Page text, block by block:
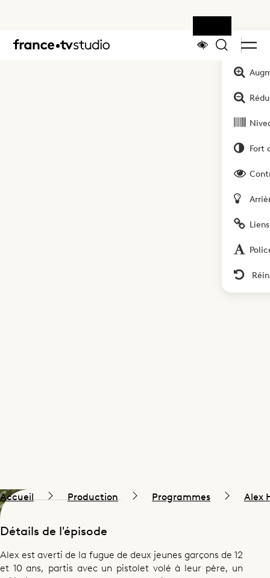
Fort
Accueil
Accueil Production Programmes Alex
Détails de l'épisode
Alex est averti de la fugue de deux jeunes garçons de 12
et 10 ans, partis avec un pistolet volé à leur père, un